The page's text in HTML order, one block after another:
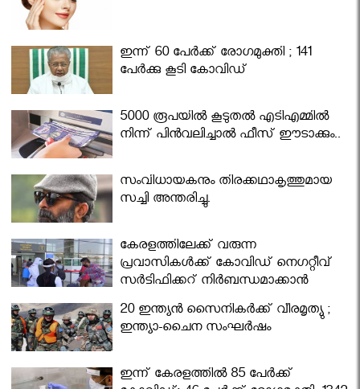
ഇന്ന് 60 പേർക്ക് രോഗമുക്തി ; 141
പേര്‍ക്കു കൂടി കോവിഡ്
5000 രൂപയിൽ കൂടുതൽ എടിഎമ്മിൽ
നിന്ന് പിൻവലിച്ചാൽ ഫീസ് ഈടാക്കും..
സംവിധായകനും തിരക്കഥാകൃത്തുമായ
സച്ചി അന്തരിച്ചു.
കേരളത്തിലേക്ക് വരുന്ന
പ്രവാസികള്‍ക്ക് കോവിഡ് നെഗറ്റീവ്
സര്‍ട്ടിഫിക്കറ്റ് നിർബന്ധമാക്കാൻ
മന്ത്രിസഭ
20 ഇന്ത്യൻ സൈനികർക്ക് വീരമൃത്യു ;
ഇന്ത്യാ-ചൈന സംഘർഷം
ഇന്ന് കേരളത്തിൽ 85 പേർക്ക്